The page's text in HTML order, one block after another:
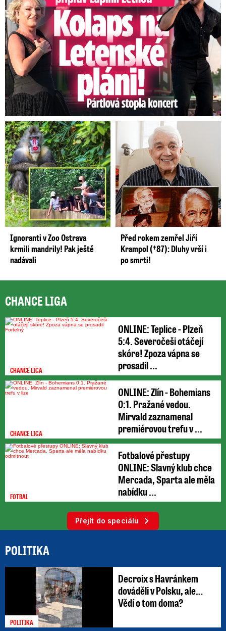
Ignoranti v Zoo Ostrava
krmili mandrily! Pak ještě
nadávali
Před rokem zemřel Jiří
Krampol (†87): Dluhy vrší i
po smrti!
CHANCE LIGA
CHANCE LIGA
ONLINE: Teplice - Plzeň
5:4. Severočeši otáčejí
skóre! Zpoza vápna se
prosadil ...
CHANCE LIGA
ONLINE: Zlín - Bohemians
0:1. Pražané vedou.
Mirvald zaznamenal
premiérovou trefu v ...
FOTBAL
Fotbalové přestupy
ONLINE: Slavný klub chce
Mercada, Sparta ale měla
nabídku ...
Přejít do speciálu
POLITIKA
POLITIKA
Decroix s Havránkem
dováděli v Polsku, ale…
Vědí o tom doma?